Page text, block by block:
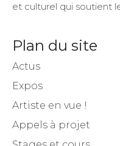
et culturel qui soutient
Plan du site
Actus
Expos
Artiste en vue !
Appels à projet